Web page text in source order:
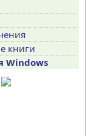
книги
Windows